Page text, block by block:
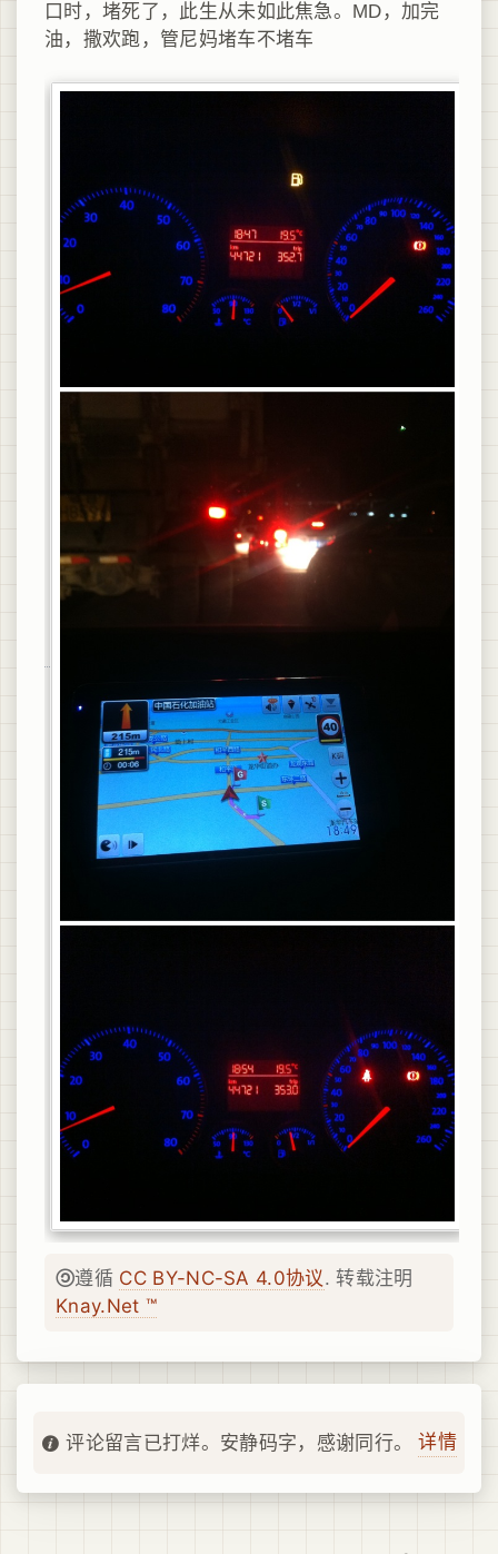
口时，堵死了，此生从未如此焦急。MD，加完
油，撒欢跑，管尼妈堵车不堵车
遵循 CC BY-NC-SA 4.0协议. 转载注明
Knay.Net ™
评论留言已打烊。安静码字，感谢同行。 详情